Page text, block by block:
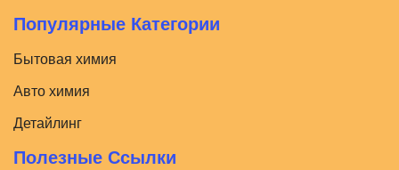
Популярные Категории
Бытовая химия
Авто химия
Детайлинг
Полезные Ссылки